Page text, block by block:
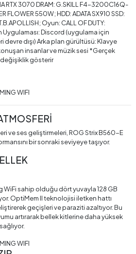
RTX 3070 DRAM: G.SKILL F4-3200C16Q-
FLOWER 550W; HDD: ADATA SX910 SSD:
Oyun: CALL OF DUTY:
Uygulaması: Discord (uygulama için
dışı) Arka plan gürültüsü: Klavye
insanlar ve müzik sesi *Gerçek
gösterir
ve ses geliştirmeleri, ROG Strix B560-E
bir sonraki seviyeye taşıyor.
WiFi sahip olduğu dört yuvayla 128 GB
OptiMem II teknolojisi iletken hattı
geçişleri ve paraziti azaltıyor. Bu
artırarak bellek kitlerine daha yüksek